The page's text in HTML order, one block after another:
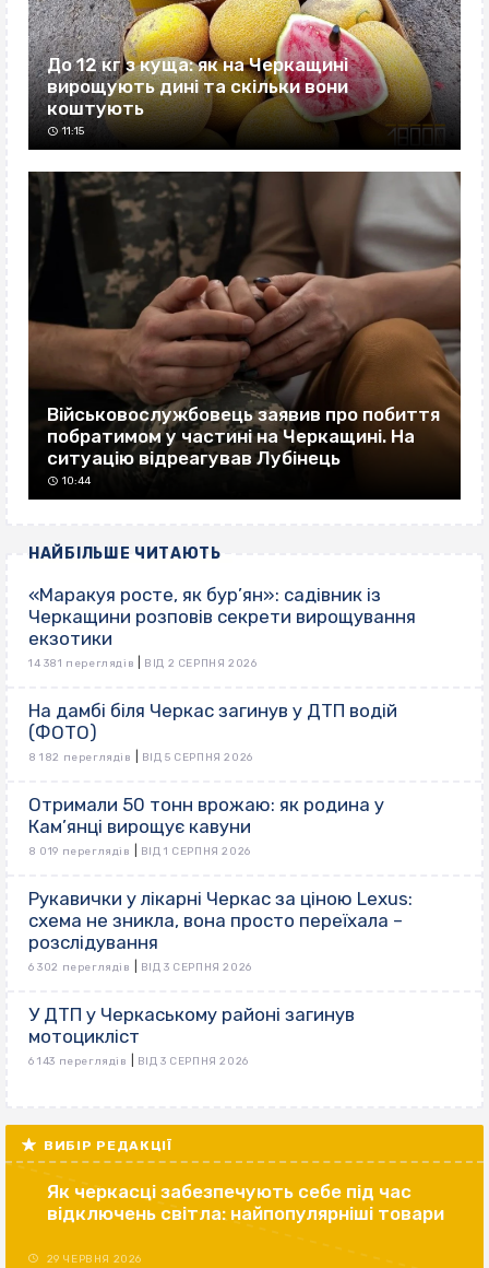
До 12 кг з куща: як на Черкащині
вирощують дині та скільки вони
коштують
11:15
Військовослужбовець заявив про побиття
побратимом у частині на Черкащині. На
ситуацію відреагував Лубінець
10:44
НАЙБІЛЬШЕ ЧИТАЮТЬ
«Маракуя росте, як бур’ян»: садівник із
Черкащини розповів секрети вирощування
екзотики
14 381 переглядів ВІД 2 СЕРПНЯ 2026
На дамбі біля Черкас загинув у ДТП водій
(ФОТО)
8 182 переглядів ВІД 5 СЕРПНЯ 2026
Отримали 50 тонн врожаю: як родина у
Кам’янці вирощує кавуни
8 019 переглядів ВІД 1 СЕРПНЯ 2026
Рукавички у лікарні Черкас за ціною Lexus:
схема не зникла, вона просто переїхала –
розслідування
6 302 переглядів ВІД 3 СЕРПНЯ 2026
У ДТП у Черкаському районі загинув
мотоцикліст
6 143 переглядів ВІД 3 СЕРПНЯ 2026
ВИБІР РЕДАКЦІЇ
Як черкасці забезпечують себе під час
відключень світла: найпопулярніші товари
29 ЧЕРВНЯ 2026